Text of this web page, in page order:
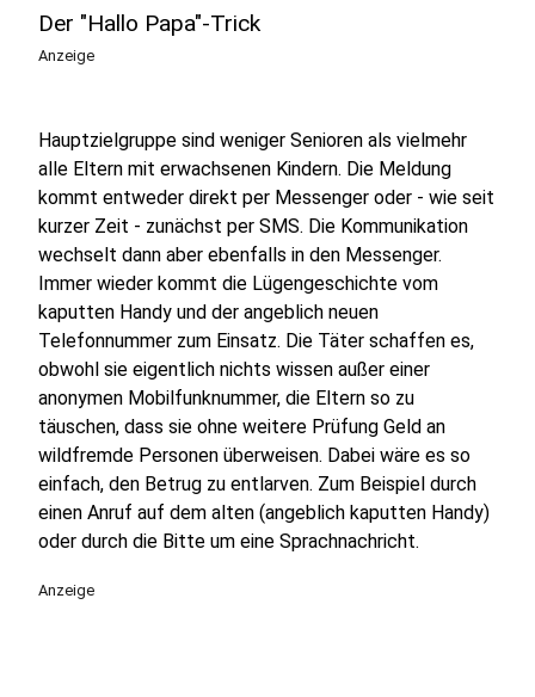
Der "Hallo Papa"-Trick
Anzeige
Hauptzielgruppe sind weniger Senioren als vielmehr
alle Eltern mit erwachsenen Kindern. Die Meldung
kommt entweder direkt per Messenger oder - wie seit
kurzer Zeit - zunächst per SMS. Die Kommunikation
wechselt dann aber ebenfalls in den Messenger.
Immer wieder kommt die Lügengeschichte vom
kaputten Handy und der angeblich neuen
Telefonnummer zum Einsatz. Die Täter schaffen es,
obwohl sie eigentlich nichts wissen außer einer
anonymen Mobilfunknummer, die Eltern so zu
täuschen, dass sie ohne weitere Prüfung Geld an
wildfremde Personen überweisen. Dabei wäre es so
einfach, den Betrug zu entlarven. Zum Beispiel durch
einen Anruf auf dem alten (angeblich kaputten Handy)
oder durch die Bitte um eine Sprachnachricht.
Anzeige